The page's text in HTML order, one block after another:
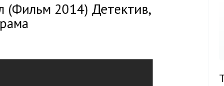
(Фильм 2014) Детектив,